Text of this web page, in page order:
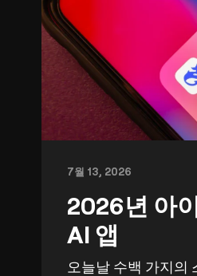
7월 13, 2026
2026년 아
AI 앱
오늘날 수백 가지의